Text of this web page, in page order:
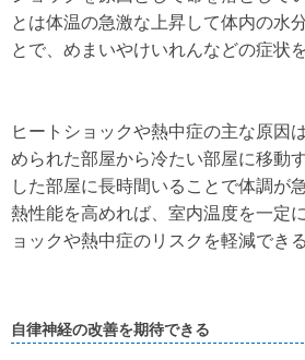
とは体温の急激な上昇して体内の水
とで、めまいやけいれんなどの症状
ヒートショックや熱中症の主な原因
められた部屋から冷たい部屋に移動
した部屋に長時間いることで体調が
熱性能を高めれば、室内温度を一定
ョックや熱中症のリスクを軽減でき
自律神経の改善を期待できる